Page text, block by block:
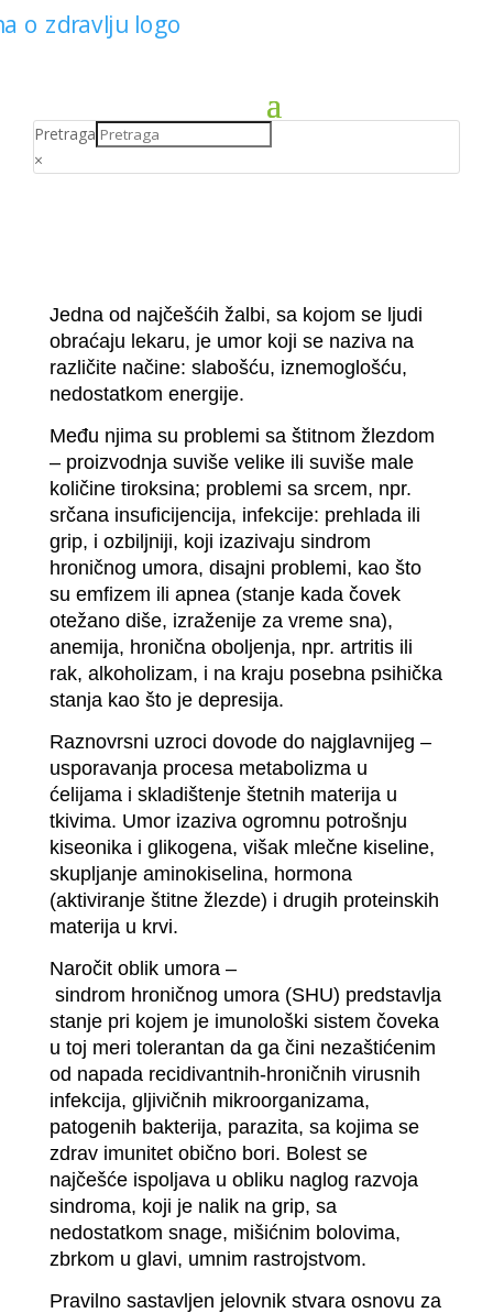
Pretraga
×
Jedna od najčešćih žalbi, sa kojom se ljudi
obraćaju lekaru, je umor koji se naziva na
različite načine: slabošću, iznemoglošću,
nedostatkom energije.
Među njima su problemi sa štitnom žlezdom
– proizvodnja suviše velike ili suviše male
količine tiroksina; problemi sa srcem, npr.
srčana insuficijencija, infekcije: prehlada ili
grip, i ozbiljniji, koji izazivaju sindrom
hroničnog umora, disajni problemi, kao što
su emfizem ili apnea (stanje kada čovek
otežano diše, izraženije za vreme sna),
anemija, hronična oboljenja, npr. artritis ili
rak, alkoholizam, i na kraju posebna psihička
stanja kao što je depresija.
Raznovrsni uzroci dovode do najglavnijeg –
usporavanja procesa metabolizma u
ćelijama i skladištenje štetnih materija u
tkivima. Umor izaziva ogromnu potrošnju
kiseonika i glikogena, višak mlečne kiseline,
skupljanje aminokiselina, hormona
(aktiviranje štitne žlezde) i drugih proteinskih
materija u krvi.
Naročit oblik umora –
sindrom hroničnog umora (SHU) predstavlja
stanje pri kojem je imunološki sistem čoveka
u toj meri tolerantan da ga čini nezaštićenim
od napada recidivantnih-hroničnih virusnih
infekcija, gljivičnih mikroorganizama,
patogenih bakterija, parazita, sa kojima se
zdrav imunitet obično bori. Bolest se
najčešće ispoljava u obliku naglog razvoja
sindroma, koji je nalik na grip, sa
nedostatkom snage, mišićnim bolovima,
zbrkom u glavi, umnim rastrojstvom.
Pravilno sastavljen jelovnik stvara osnovu za